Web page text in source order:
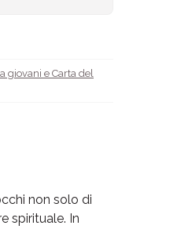
giovani e Carta del
non solo di
spirituale. In